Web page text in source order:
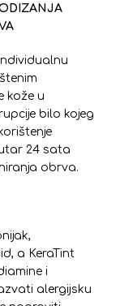
kože u
bilo kojeg
24 sata
obrva.
a KeraTint
i
alergijsku